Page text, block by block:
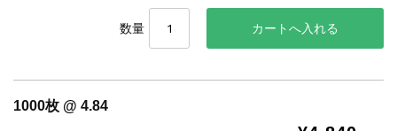
数量
1000枚 @ 4.84